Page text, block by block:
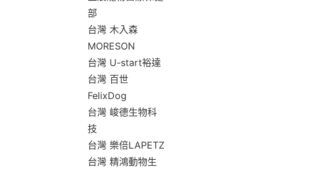
部
台灣 木入森
MORESON
台灣 U-start裕達
台灣 百世
FelixDog
台灣 峻德生物科
技
台灣 樂倍LAPETZ
台灣 精鴻動物生